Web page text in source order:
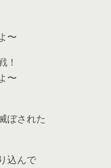
〜
！
〜
ぼされた
込んで